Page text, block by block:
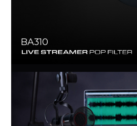
BA310
AVerMedia Pop Filter